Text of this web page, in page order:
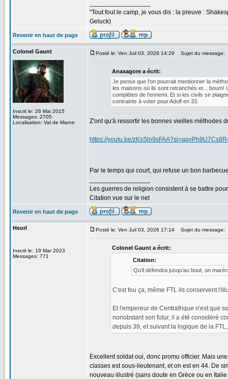
"Tout fout le camp, je vous dis : la preuve :
Geluck)
Revenir en haut de page
Colonel Gaunt
Inscrit le: 26 Mai 2015
Messages: 2705
Localisation: Val de Marne
Posté le: Ven Juil 03, 2026 14:29 Sujet du message:
Anaxagore a écrit:
Je pense que l'on pourrait mentionner la
les maisons où ils sont retranchés et... boum!
complètes de l'ennemi. Et si les civils se
contraints à voter pour Adolf en 33.
Z'ont qu'à ressortir les bonnes vieilles méthodes
https://youtu.be/
Par le temps qui court, qui refuse un bon
Les guerres de religion consistent à se battre
Citation vue sur le net
Revenir en haut de page
Heorl
Inscrit le: 19 Mar 2023
Messages: 771
Posté le: Ven Juil 03, 2026 17:14 Sujet du message:
Colonel Gaunt a écrit:
Citation:
Qu’il défendra jusqu’au bout, un
C'est fou ça, même FTL ils conservent
Et l'empereur de Centrafrique n'est que
nonobstant son futur, il a été considéré
depuis 39, et suivant la logique de la
Excellent soldat oui, donc promu officier. Mais
classes est sous-lieutenant, et on est en 44. De
nouveau illustré (sans doute en Grèce ou en